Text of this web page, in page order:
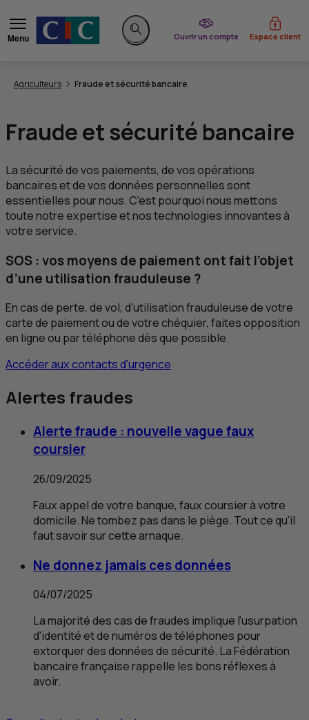
Menu
Rechercher sur le site
Ouvrir un compte
du CIC Espace client
Agriculteurs Fraude et sécurité bancaire
Fraude et sécurité bancaire
La sécurité de vos paiements, de vos opérations
bancaires et de vos données personnelles sont
essentielles pour nous. C’est pourquoi nous mettons
toute notre expertise et nos technologies innovantes à
votre service.
SOS : vos moyens de paiement ont fait l’objet
d’une utilisation frauduleuse ?
En cas de perte, de vol, d’utilisation frauduleuse de votre
carte de paiement ou de votre chéquier, faites opposition
en ligne ou par téléphone dès que possible
Accéder aux contacts d'urgence
Alertes fraudes
Alerte fraude : nouvelle vague faux
coursier
26/09/2025
Faux appel de votre banque, faux coursier à votre
domicile. Ne tombez pas dans le piège. Tout ce qu'il
faut savoir sur cette arnaque.
Ne donnez jamais ces données
04/07/2025
La majorité des cas de fraudes implique l’usurpation
d'identité et de numéros de téléphones pour
extorquer des données de sécurité. La Fédération
bancaire française rappelle les bons réflexes à
avoir.